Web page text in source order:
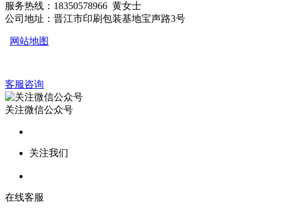
服务热线：18350578966 黄女士
公司地址：晋江市印刷包装基地宝声路3号
网站地图
客服咨询
关注微信公众号
关注我们
在线客服